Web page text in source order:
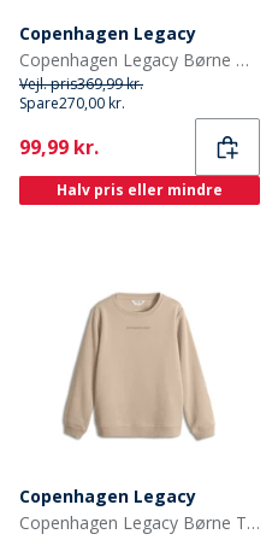
Copenhagen Legacy
Copenhagen Legacy Børne Hoodie Denim Melange
Vejl. pris369,99 kr.
Spare270,00 kr.
Current
99,99 kr.
Halv pris eller mindre
Copenhagen Legacy
Copenhagen Legacy Børne Trøje Ørken